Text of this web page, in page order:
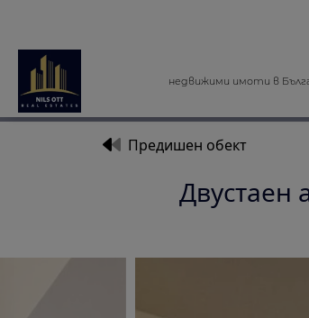
недвижими имоти в
Предишен обект
Двустаен